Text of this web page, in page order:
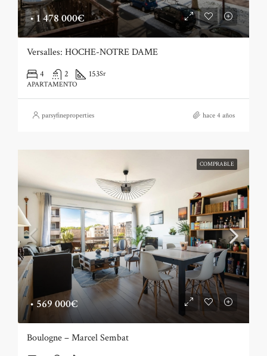
•1 478 000€
Versalles: HOCHE-NOTRE DAME
4 2 153Sr
APARTAMENTO
parsyfineproperties hace 4 años
COMPRABLE
• 569 000€
Boulogne – Marcel Sembat